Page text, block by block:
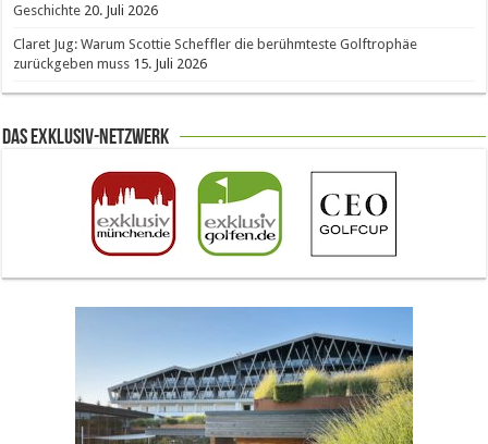
Geschichte 20. Juli 2026
Claret Jug: Warum Scottie Scheffler die berühmteste Golftrophäe
zurückgeben muss 15. Juli 2026
Das Exklusiv-Netzwerk